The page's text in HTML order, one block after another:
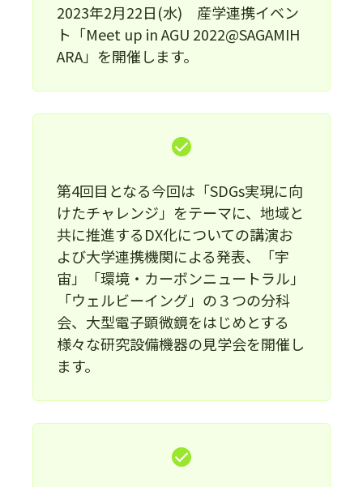
2023年2月22日(水) 産学連携イベン
ト「Meet up in AGU 2022@SAGAMIH
ARA」を開催します。
第4回目となる今回は「SDGs実現に向
けたチャレンジ」をテーマに、地域と
共に推進するDX化についての講演お
よび大学連携機関による発表、「宇
宙」「環境・カーボンニュートラル」
「ウェルビーイング」の３つの分科
会、大型電子顕微鏡をはじめとする
様々な研究設備機器の見学会を開催し
ます。